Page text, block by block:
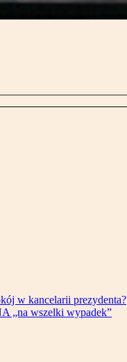
w kancelarii prezydenta?
„na wszelki wypadek”